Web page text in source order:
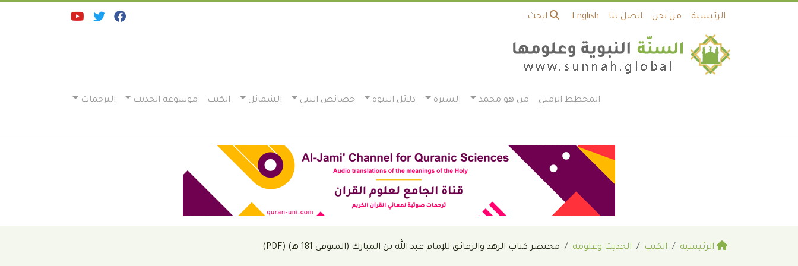
الرئيسية من نحن اتصل بنا English ابحث
المخطط الزمني من هو محمد السيرة دلائل النبوة خصائص النبي الشمائل الكتب موسوعة الحديث الترجمات
الرئيسية الكتب الحديث وعلومه مختصر كتاب الزهد والرقائق للإمام عبد الله بن المبارك (المتوفى 181 هـ) (PDF)